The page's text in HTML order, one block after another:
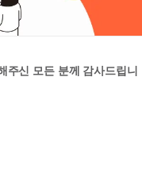
주신 모든 분께 감사드립니